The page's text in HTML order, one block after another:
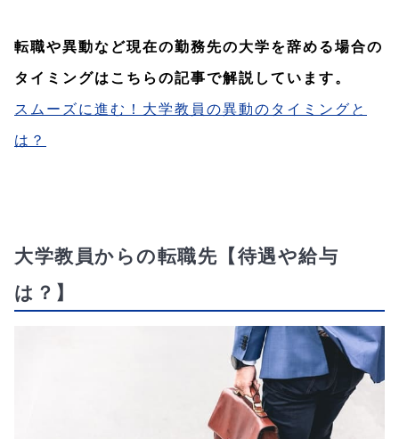
転職や異動など現在の勤務先の大学を辞める場合の
タイミングはこちらの記事で解説しています。
スムーズに進む！大学教員の異動のタイミングと
は？
大学教員からの転職先【待遇や給与
は？】